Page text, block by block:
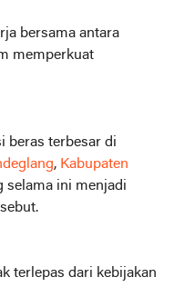
bersama antara
memperkuat
beras terbesar di
, Kabupaten
selama ini menjadi
terlepas dari kebijakan